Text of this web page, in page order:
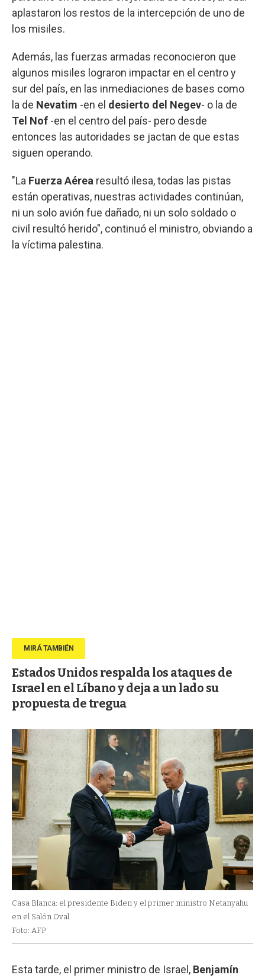
aplastaron los restos de la intercepción de uno de
los misiles.
Además, las fuerzas armadas reconocieron que
algunos misiles lograron impactar en el centro y
sur del país, en las inmediaciones de bases como
la de Nevatim -en el desierto del Negev- o la de
Tel Nof -en el centro del país- pero desde
entonces las autoridades se jactan de que estas
siguen operando.
"La Fuerza Aérea resultó ilesa, todas las pistas
están operativas, nuestras actividades continúan,
ni un solo avión fue dañado, ni un solo soldado o
civil resultó herido", continuó el ministro, obviando a
la víctima palestina.
Estados Unidos respalda los ataques de
Israel en el Líbano y deja a un lado su
propuesta de tregua
Casa Blanca: el presidente Biden y el primer ministro Netanyahu
en el Salón Oval.
Foto: AFP
Esta tarde, el primer ministro de Israel, Benjamín